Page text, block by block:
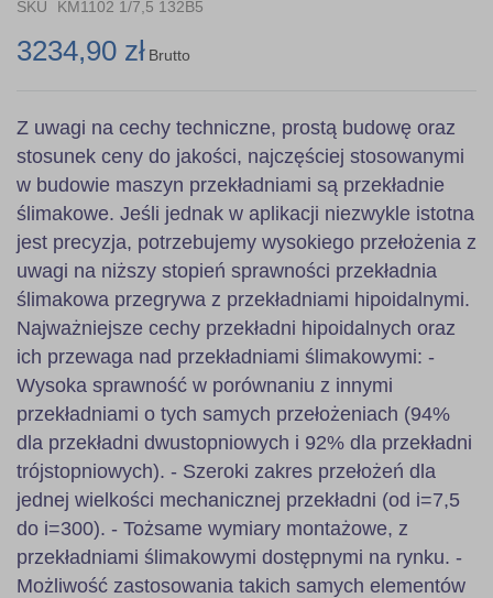
SKU
KM1102 1/7,5 132B5
3234,90 zł Brutto
Z uwagi na cechy techniczne, prostą budowę oraz
stosunek ceny do jakości, najczęściej stosowanymi
w budowie maszyn przekładniami są przekładnie
ślimakowe. Jeśli jednak w aplikacji niezwykle istotna
jest precyzja, potrzebujemy wysokiego przełożenia z
uwagi na niższy stopień sprawności przekładnia
ślimakowa przegrywa z przekładniami hipoidalnymi.
Najważniejsze cechy przekładni hipoidalnych oraz
ich przewaga nad przekładniami ślimakowymi: -
Wysoka sprawność w porównaniu z innymi
przekładniami o tych samych przełożeniach (94%
dla przekładni dwustopniowych i 92% dla przekładni
trójstopniowych). - Szeroki zakres przełożeń dla
jednej wielkości mechanicznej przekładni (od i=7,5
do i=300). - Tożsame wymiary montażowe, z
przekładniami ślimakowymi dostępnymi na rynku. -
Możliwość zastosowania takich samych elementów